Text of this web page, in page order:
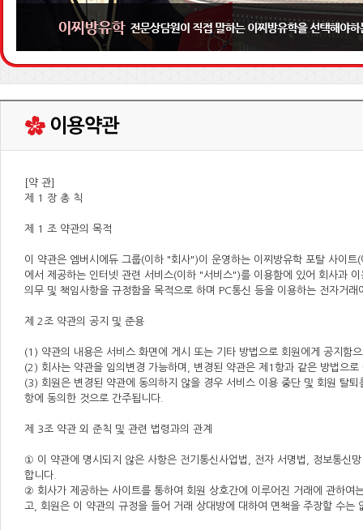
[약 관]
제 1 장 총 칙
제 1 조 약관의 목적
이 약관은 엠버시에듀 그룹(이하 "회사")이 운영하는 이찌방유학 포탈 사이트
에서 제공하는 인터넷 관련 서비스(이하 "서비스")를 이용함에 있어 회사과 이
의무 및 책임사항을 규정함을 목적으로 하며 PC통신 등을 이용하는 전자거
제 2조 약관의 공지 및 준용
(1) 약관의 내용은 서비스 화면에 게시 또는 기타 방법으로 회원에게 공지함
(2) 회사는 약관을 임의변경 가능하며, 변경된 약관은 제1항과 같은 방법으
(3) 회원은 변경된 약관에 동의하지 않을 경우 서비스 이용 중단 및 회원 탈
항에 동의한 것으로 간주됩니다.
제 3조 약관 외 준칙 및 관련 법령과의 관계
① 이 약관에 명시되지 않은 사항은 전기통신사업법, 전자 서명법, 정보통신
합니다.
② 회사가 제공하는 사이트를 통하여 회원 상호간에 이루어진 거래에 관하여
고, 회원은 이 약관의 규정을 들어 거래 상대방에 대하여 면책을 주장할 수는